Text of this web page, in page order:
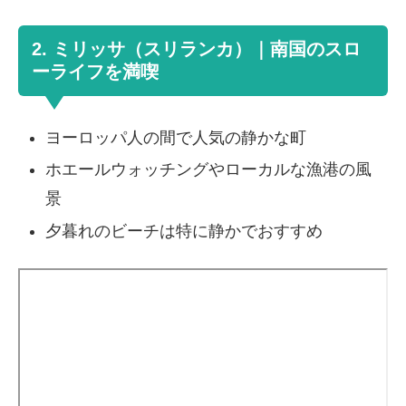
2. ミリッサ（スリランカ）｜南国のスロ
ーライフを満喫
ヨーロッパ人の間で人気の静かな町
ホエールウォッチングやローカルな漁港の風
景
夕暮れのビーチは特に静かでおすすめ